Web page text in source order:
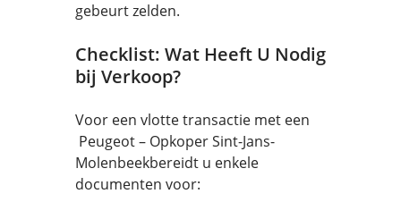
gebeurt zelden.
Checklist: Wat Heeft U Nodig
bij Verkoop?
Voor een vlotte transactie met een
Peugeot – Opkoper Sint-Jans-
Molenbeekbereidt u enkele
documenten voor: